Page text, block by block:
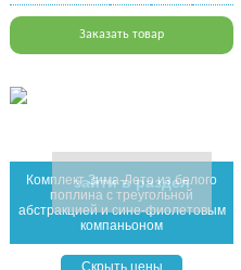
Заказать товар
Комплект Зима-Лето из белого
поплина с треугольной
абстракцией и сине-фиолетовым
компаньоном
зайти в раздел
Скрыть цены